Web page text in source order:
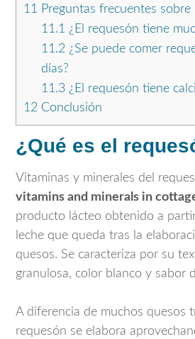
11 Preguntas frecuentes sobre
11.1 ¿El requesón tiene
11.2¿Se puede comer
días?
11.3¿El requesón tiene
12 Conclusión
¿Qué es el
Vitaminas y minerales del
vitamins and minerals in
producto lácteo obtenido a
leche que queda tras la
quesos. Se caracteriza por su
granulosa, color blanco y sabor
A diferencia de muchos quesos
requesón se elabora